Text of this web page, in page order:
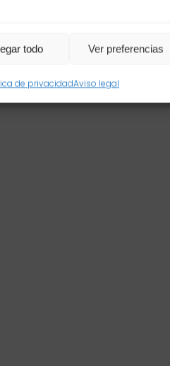
todo Ver preferencias
de privacidadAviso legal